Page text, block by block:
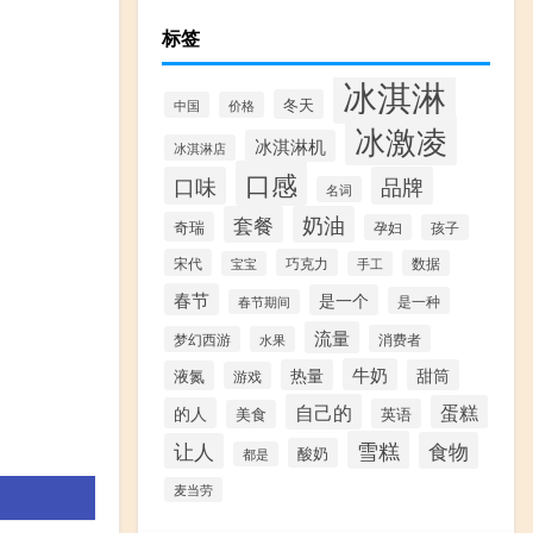
标签
中国 价格 冬天 冰淇淋
冰淇淋店 冰淇淋机 冰激凌
口味 口感 名词 品牌
奇瑞 套餐 奶油 孕妇 孩子
宋代 宝宝 巧克力 手工 数据
春节 春节期间 是一个 是一种
梦幻西游 水果 流量 消费者
液氮 游戏 热量 牛奶
甜筒
的人
美食 自己的 英语 蛋糕
让人 都是 酸奶 雪糕 食物
麦当劳